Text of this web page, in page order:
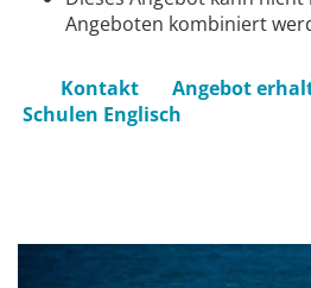
Angeboten kombiniert
Kontakt
Angebot
Schulen Englisch